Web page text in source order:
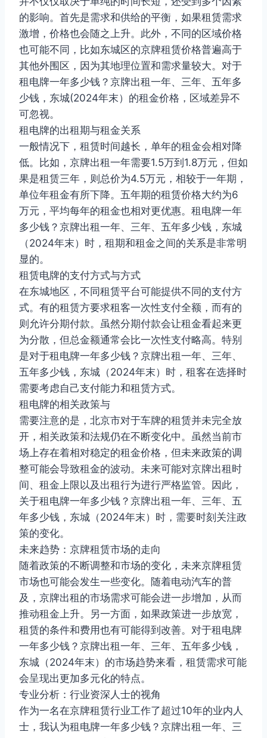
的影响。首先是需求和供给的平衡，如果租赁需求
激增，价格也会随之上升。此外，不同的区域价格
也可能不同，比如东城区的京牌租赁价格普遍高于
其他外围区，因为其地理位置和需求量较大。对于
租电牌一年多少钱？京牌出租一年、三年、五年多
少钱，东城(2024年末）的租金价格，区域差异不
可忽视。
租电牌的出租期与租金关系
一般情况下，租赁时间越长，单年的租金会相对降
低。比如，京牌出租一年需要1.5万到1.8万元，但如
果是租赁三年，则总价为4.5万元，相较于一年期，
单位年租金有所下降。五年期的租赁价格大约为6
万元，平均每年的租金也相对更优惠。租电牌一年
多少钱？京牌出租一年、三年、五年多少钱，东城
（2024年末）时，租期和租金之间的关系是非常明
显的。
租赁电牌的支付方式与方式
在东城地区，不同租赁平台可能提供不同的支付方
式。有的租赁方要求租客一次性支付全额，而有的
则允许分期付款。虽然分期付款会让租金看起来更
为分散，但总金额通常会比一次性支付略高。特别
是对于租电牌一年多少钱？京牌出租一年、三年、
五年多少钱，东城（2024年末）时，租客在选择时
需要考虑自己支付能力和租赁方式。
租电牌的相关政策与
需要注意的是，北京市对于车牌的租赁并未完全放
开，相关政策和法规仍在不断变化中。虽然当前市
场上存在着相对稳定的租金价格，但未来政策的调
整可能会导致租金的波动。未来可能对京牌出租时
间、租金上限以及出租行为进行严格监管。因此，
关于租电牌一年多少钱？京牌出租一年、三年、五
年多少钱，东城（2024年末）时，需要时刻关注政
策的变化。
未来趋势：京牌租赁市场的走向
随着政策的不断调整和市场的变化，未来京牌租赁
市场也可能会发生一些变化。随着电动汽车的普
及，京牌出租的市场需求可能会进一步增加，从而
推动租金上升。另一方面，如果政策进一步放宽，
租赁的条件和费用也有可能得到改善。对于租电牌
一年多少钱？京牌出租一年、三年、五年多少钱，
东城（2024年末）的市场趋势来看，租赁需求可能
会呈现出更加多元化的特点。
专业分析：行业资深人士的视角
作为一名在京牌租赁行业工作了超过10年的业内人
士，我认为租电牌一年多少钱？京牌出租一年、三